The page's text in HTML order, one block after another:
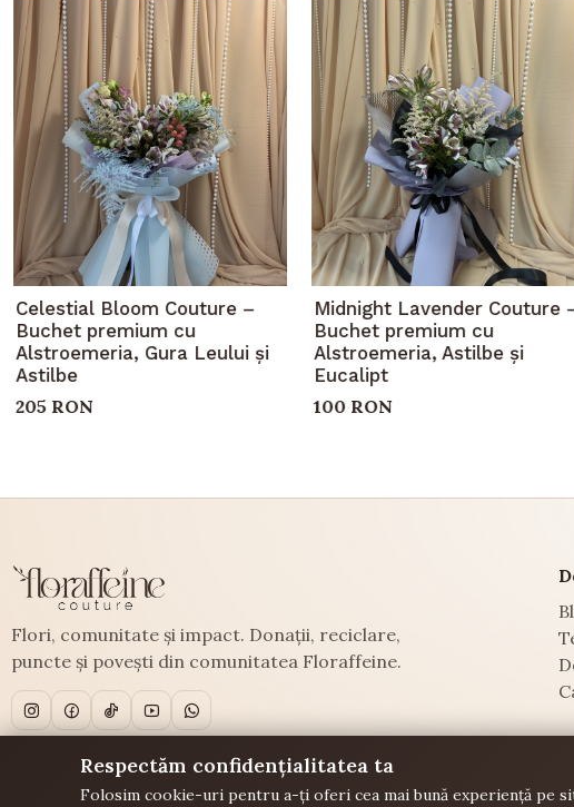
Celestial Bloom Couture –
Buchet premium cu
Alstroemeria, Gura Leului și
Astilbe
205 RON
Midnight Lavender Couture
Buchet premium cu
Alstroemeria, Astilbe și
Eucalipt
100 RON
Flori, comunitate și impact. Donații, reciclare,
puncte și povești din comunitatea Floraffeine.
Respectăm confidențialitatea ta
Folosim cookie-uri pentru a-ți oferi cea mai bună experiență pe